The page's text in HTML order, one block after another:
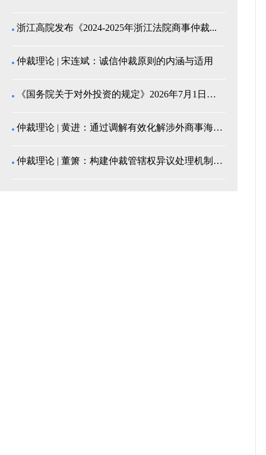
浙江高院发布《2024-2025年浙江法院商事仲裁...
仲裁理论 | 宋连斌：诚信仲裁原则的内涵与适用
《国务院关于对外投资的规定》2026年7月1日起施...
仲裁理论 | 黄进：通过调解有效化解涉外商事海事纠...
仲裁理论 | 董箫：构建仲裁管辖权异议处理机制的中...